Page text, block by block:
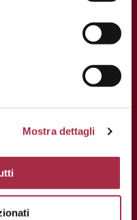
Mostra dettagli